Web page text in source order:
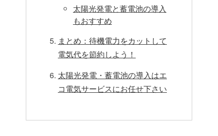
太陽光発電と蓄電池の導入
もおすすめ
まとめ：待機電力をカットして
電気代を節約しよう！
太陽光発電・蓄電池の導入はエ
コ電気サービスにお任せ下さい